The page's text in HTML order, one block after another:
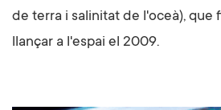
de terra i salinitat de l'oceà), que
llançar a l'espai el 2009.